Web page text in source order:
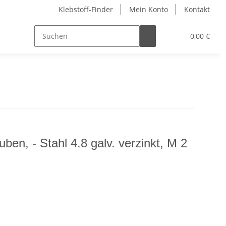
Klebstoff-Finder Mein Konto Kontakt
0,00 €
- Stahl 4.8 galv. verzinkt, M 2